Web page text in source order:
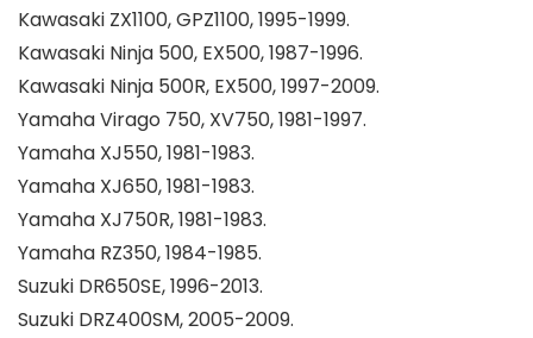
Kawasaki ZX1100, GPZ1100, 1995-1999.
Kawasaki Ninja 500, EX500, 1987-1996.
Kawasaki Ninja 500R, EX500, 1997-2009.
Yamaha Virago 750, XV750, 1981-1997.
Yamaha XJ550, 1981-1983.
Yamaha XJ650, 1981-1983.
Yamaha XJ750R, 1981-1983.
Yamaha RZ350, 1984-1985.
Suzuki DR650SE, 1996-2013.
Suzuki DRZ400SM, 2005-2009.